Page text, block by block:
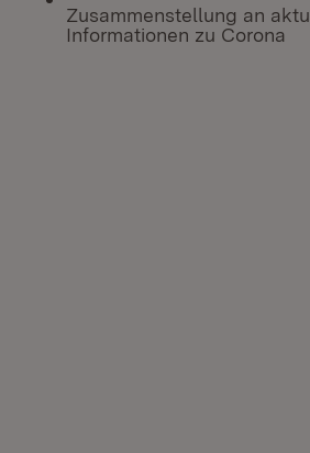
Zusammenstellung an
Informationen zu Corona